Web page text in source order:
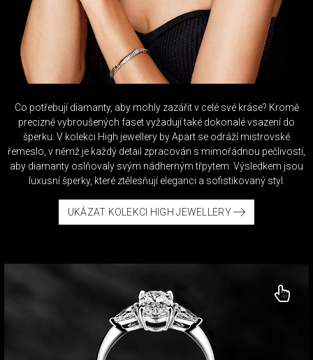
Co potřebují diamanty, aby mohly zazářit v celé své kráse? Kromě
precizně vybroušených faset vyžadují také dokonalé vsazení do
šperku. V kolekci High jewellery by Apart se odráží mistrovské
řemeslo, v němž je každý detail zpracován s mimořádnou pečlivostí,
aby diamanty oslňovaly svým nádherným třpytem. Výsledkem jsou
luxusní šperky, které ztělesňují eleganci a sofistikovaný styl.
UKÁZAT KOLEKCI HIGH JEWELLERY